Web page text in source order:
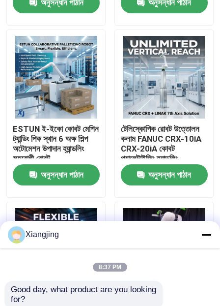
পণ্য
ভিডিও
আমাদের সম্পর্কে
কারখানা ভ্রমণ
মান নিয়ন্ত্রণ
আমাদের সাথে যোগাযোগ
ব্লগ
শিল্প রোবট হাত
অনুসন্ধান পাঠান
অনুসন্ধান পাঠান
ESTUN ই-ইকো কোবট মেশিন
ট্যান্ডিং পিক স্থান 6 অক্ষ শিল্প
অটোমেশন উপাদান হ্যান্ডলিং
সহযোগী রোবট
অনুসন্ধান পাঠান
টেলিস্কোপিক রোবট উত্তোলন
কলাম FANUC CRX-10iA
CRX-20iA কোবট
প্যালেটাইজিং হ্যান্ডলিং
সহযোগিতামূলক রোবট
অনুসন্ধান পাঠান
লিনাক এলিভেট লিফটিং কলাম
Xiangjing
8:37 PM
Good day, what product are you looking
for?